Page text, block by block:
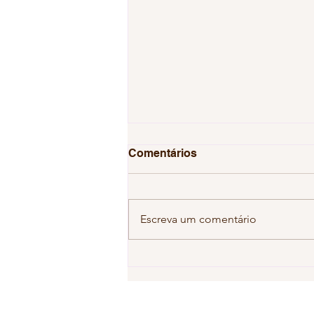
Comentários
Escreva um comentário